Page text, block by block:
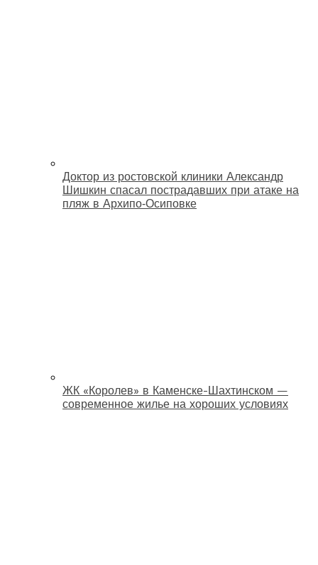
Доктор из ростовской клиники Александр
Шишкин спасал пострадавших при атаке на
пляж в Архипо‑Осиповке
ЖК «Королев» в Каменске-Шахтинском —
современное жилье на хороших условиях